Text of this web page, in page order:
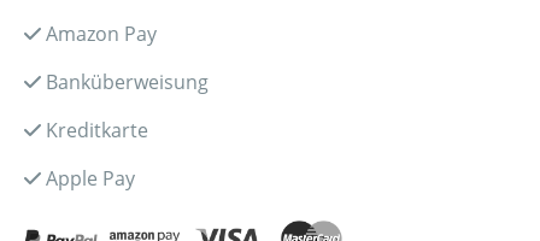
Amazon Pay
Banküberweisung
Kreditkarte
Apple Pay